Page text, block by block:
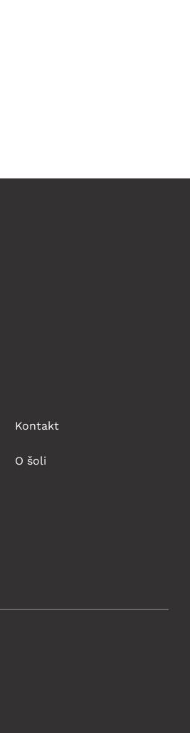
Kontakt
O šoli